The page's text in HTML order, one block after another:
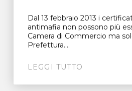
Dal 13 febbraio 2013 i
antimafia non possono più
Camera di Commercio ma
Prefettura....
LEGGI TUTTO